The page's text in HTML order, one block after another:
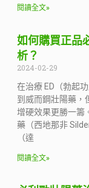
閱讀全文»
如何購買正品
析？
2024-02-29
在治療 ED（勃起
到威而鋼壯陽藥，
增硬效果更勝一籌
藥（西地那非
（達
閱讀全文»